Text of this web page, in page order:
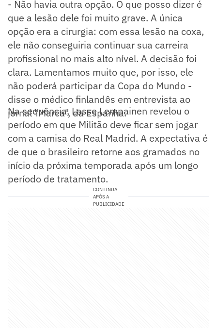
- Não havia outra opção. O que posso dizer é
que a lesão dele foi muito grave. A única
opção era a cirurgia: com essa lesão na coxa,
ele não conseguiria continuar sua carreira
profissional no mais alto nível. A decisão foi
clara. Lamentamos muito que, por isso, ele
não poderá participar da Copa do Mundo -
disse o médico finlandês em entrevista ao
jornal "Marca", da Espanha.
Na sequência, Lasse Lempainen revelou o
período em que Militão deve ficar sem jogar
com a camisa do Real Madrid. A expectativa é
de que o brasileiro retorne aos gramados no
início da próxima temporada após um longo
período de tratamento.
CONTINUA
APÓS A
PUBLICIDADE